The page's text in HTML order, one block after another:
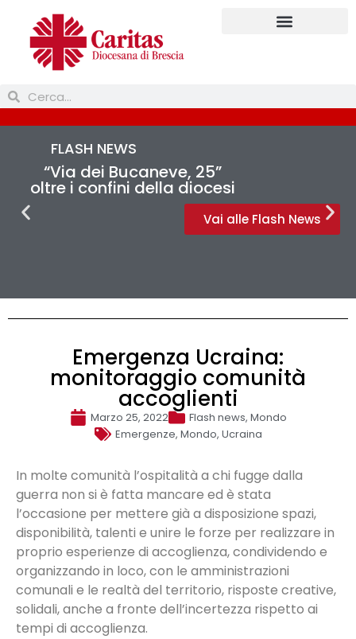
FLASH NEWS
“Via dei Bucaneve, 25”
oltre i confini della diocesi
Vai alle Flash News
Emergenza Ucraina:
monitoraggio comunità
accoglienti
Marzo 25, 2022 Flash news, Mondo
Emergenze, Mondo, Ucraina
In molte comunità l’ospitalità a chi fugge dalla
guerra non si è fatta mancare ed è stata
l’occasione per mettere già a disposizione spazi,
disponibilità, talenti e unire le forze per realizzare in
proprio esperienze di accoglienza, condividendo e
organizzando in loco, con le amministrazioni
comunali e le realtà del territorio, risposte creative,
solidali, anche a fronte dell’incertezza rispetto ai
tempi di accoglienza.